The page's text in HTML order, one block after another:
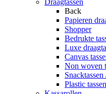
Draagtassen
Back
Papieren
Shopper
Bedrukte
Luxe
Canvas
Non woven
Plastic tassen